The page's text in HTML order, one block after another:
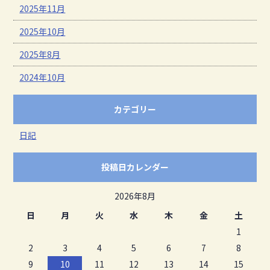
2025年11月
2025年10月
2025年8月
2024年10月
カテゴリー
日記
投稿日カレンダー
2026年8月
日
月 火 水 木 金
土
1
2
3 4 5 6 7
8
9
10 11 12 13 14 15